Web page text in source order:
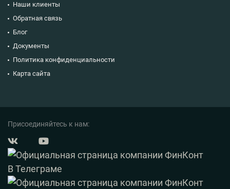
Наши клиенты
Обратная связь
Блог
Документы
Политика конфиденциальности
Карта сайта
Присоединяйтесь к нам: